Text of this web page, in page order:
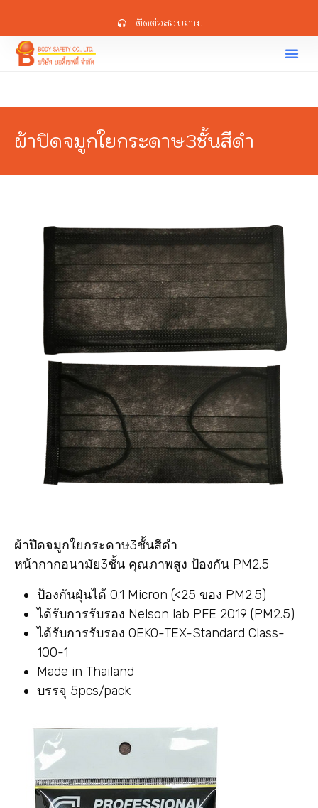
ติดต่อสอบถาม
ผ้าปิดจมูกใยกระดาษ3ชั้นสีดำ
ผ้าปิดจมูกใยกระดาษ3ชั้นสีดำ
หน้ากากอนามัย3ชั้น คุณภาพสูง ป้องกัน PM2.5
ป้องกันฝุ่นได้ 0.1 Micron (<25 ของ PM2.5)
ได้รับการรับรอง Nelson lab PFE 2019 (PM2.5)
ได้รับการรับรอง OEKO-TEX-Standard Class-
100-1
Made in Thailand
บรรจุ 5pcs/pack